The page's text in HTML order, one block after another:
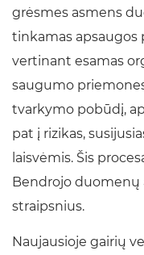
grėsmes asmens
tinkamas apsaugos
vertinant esamas
saugumo
tvarkymo pobūdį,
pat į rizikas,
laisvėmis. Šis
Bendrojo duomenų
straipsnius.
Naujausioje gairių